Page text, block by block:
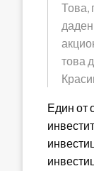
Това,
това
Един от